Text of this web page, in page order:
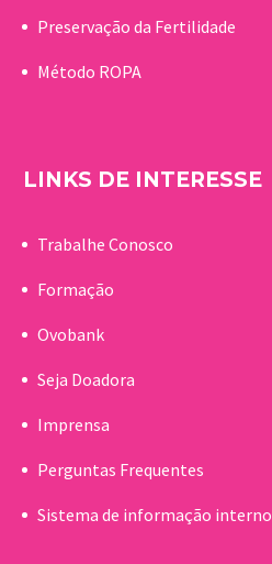
Preservação da Fertilidade
Método ROPA
LINKS DE INTERESSE
Trabalhe Conosco
Formação
Ovobank
Seja Doadora
Imprensa
Perguntas Frequentes
Sistema de informação interno